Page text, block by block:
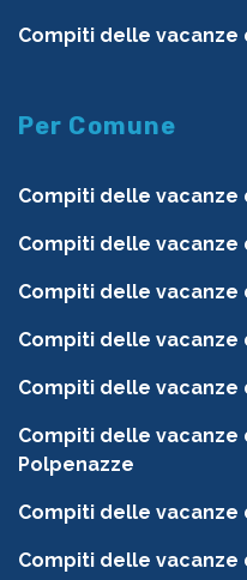
Compiti delle vacanze
Per Comune
Compiti delle vacanze
Compiti delle vacanze
Compiti delle vacanze
Compiti delle vacanze
Compiti delle vacanze
Compiti delle vacanze
Polpenazze
Compiti delle vacanze
Compiti delle vacanze